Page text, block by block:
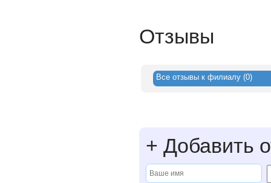
Отзывы
Все отзывы к филиалу (0)
+ Добавить